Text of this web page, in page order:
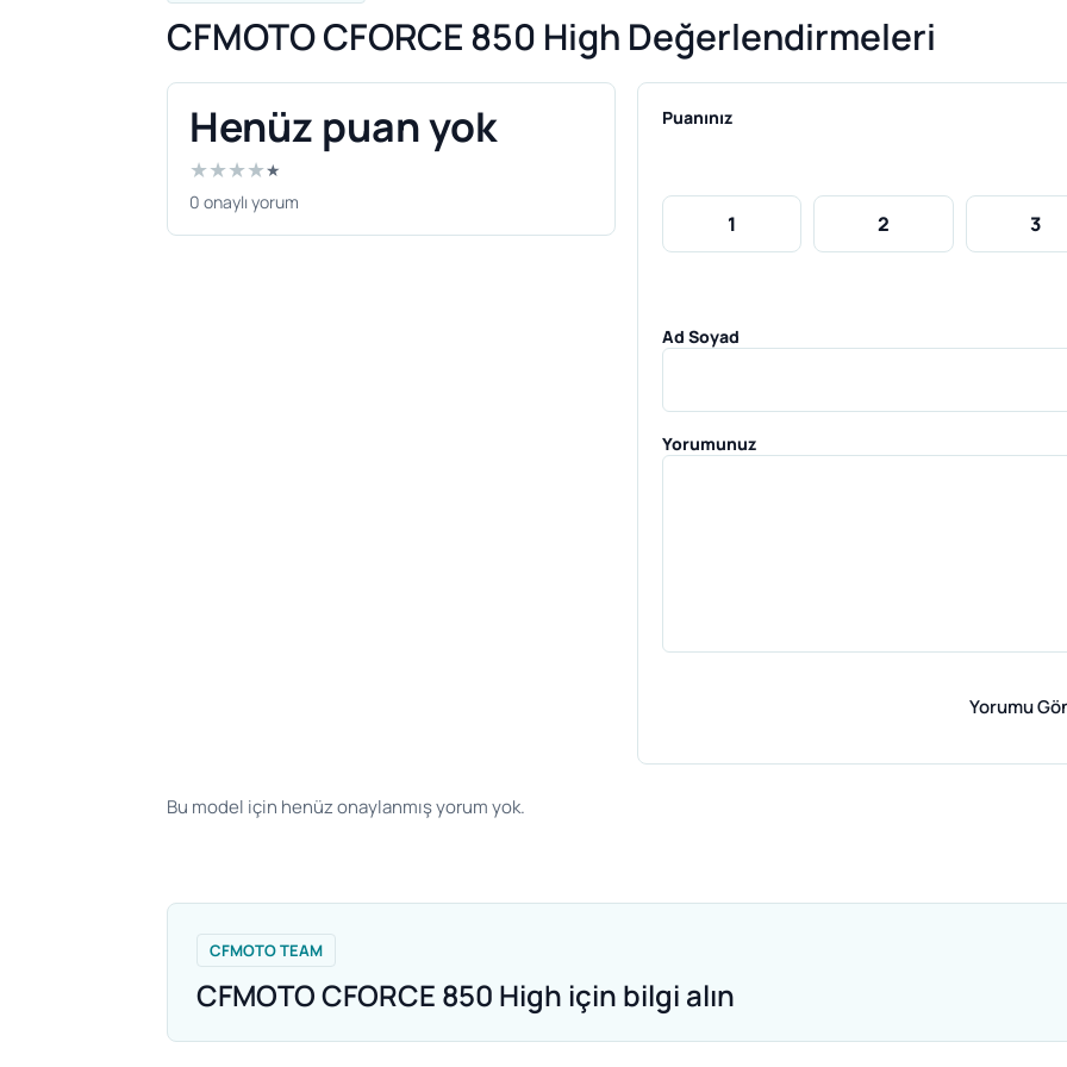
CFMOTO CFORCE 850 High Değerlendirmeleri
Henüz puan yok
★★★★★
0 onaylı yorum
Puanınız
1 2 3
Ad Soyad
Yorumunuz
Yorumu
Bu model için henüz onaylanmış yorum yok.
CFMOTO TEAM
CFMOTO CFORCE 850 High için bilgi alın